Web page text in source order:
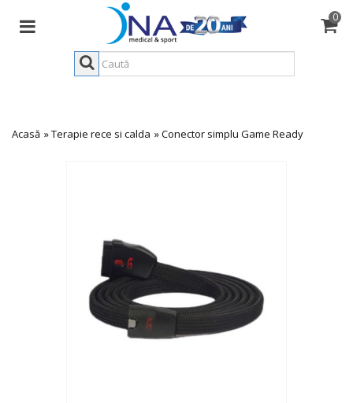
0
Acasă »Terapie rece si calda »Conector simplu Game Ready